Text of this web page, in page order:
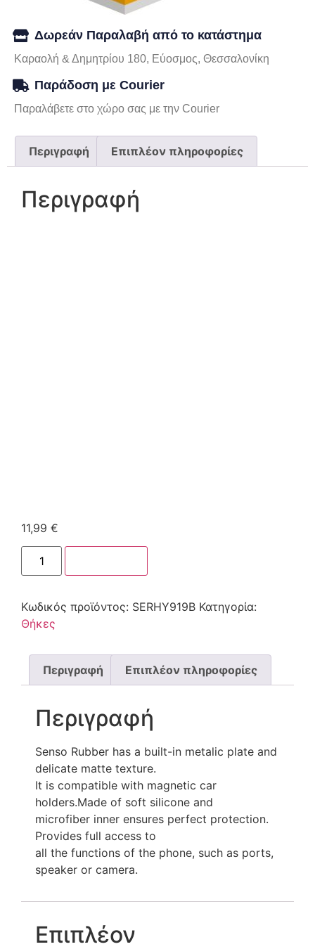
Δωρεάν Παραλαβή από το κατάστημα
Καραολή & Δημητρίου 180, Εύοσμος, Θεσσαλονίκη
Παράδοση με Courier
Παραλάβετε στο χώρο σας με την Courier
Περιγραφή Επιπλέον πληροφορίες
Περιγραφή
11,99 €
Κωδικός προϊόντος: SERHY919B Κατηγορία:
Θήκες
Περιγραφή Επιπλέον πληροφορίες
Περιγραφή
Senso Rubber has a built-in metalic plate and
delicate matte texture.
It is compatible with magnetic car
holders.Made of soft silicone and
microfiber inner ensures perfect protection.
Provides full access to
all the functions of the phone, such as ports,
speaker or camera.
Επιπλέον